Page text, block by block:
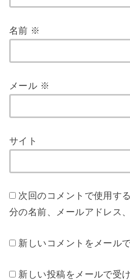
名前 ※
メール ※
サイト
次回のコメントで使用す
分の名前、メールアドレス
新しいコメントをメール
新しい投稿をメールで受